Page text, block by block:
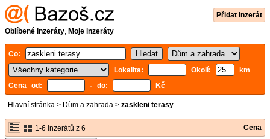
Přidat inzerát
Oblíbené inzeráty, Moje inzeráty
Co:
Lokalita:
Okolí:
km
Cena od:
- do: Kč
Hlavní stránka > Dům a zahrada > zaskleni terasy
1-6 inzerátů z 6 Cena